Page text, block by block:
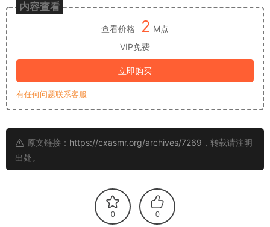
内容查看
查看价格 2 M点
VIP免费
立即购买
有任何问题联系客服
原文链接： https://cxasmr.org/archives/7269 ，转载请注明
出处。
0 0